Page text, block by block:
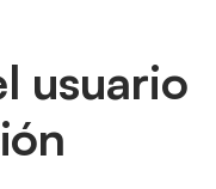
usuario